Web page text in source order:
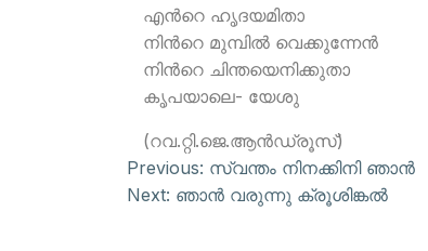
എന്‍റെ ഹൃദയമിതാ
നിന്‍റെ മുമ്പില്‍ വെക്കുന്നേന്‍
നിന്‍റെ ചിന്തയെനിക്കുതാ
കൃപയാലെ- യേശു
(റവ.റ്റി.ജെ.ആന്‍ഡ്രൂസ്)
Previous: സ്വന്തം നിനക്കിനി ഞാന്‍
Next: ഞാന്‍ വരുന്നു ക്രൂശിങ്കല്‍